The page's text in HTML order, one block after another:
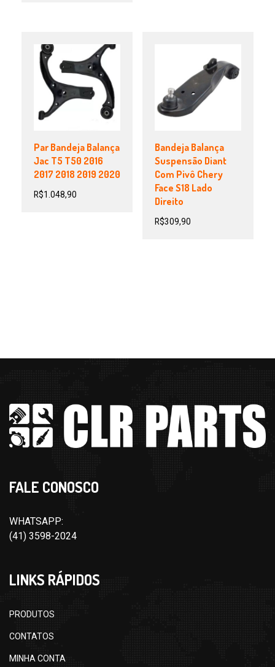
Par Bandeja Balança
Jac T5 T50 2016
2017 2018 2019 2020
R$1.048,90
Bandeja Balança
Suspensão Diant
Com Pivô Chery
Face S18 Lado
Direito
R$309,90
FALE CONOSCO
WHATSAPP:
(41) 3598-2024
LINKS RÁPIDOS
PRODUTOS
CONTATOS
MINHA CONTA